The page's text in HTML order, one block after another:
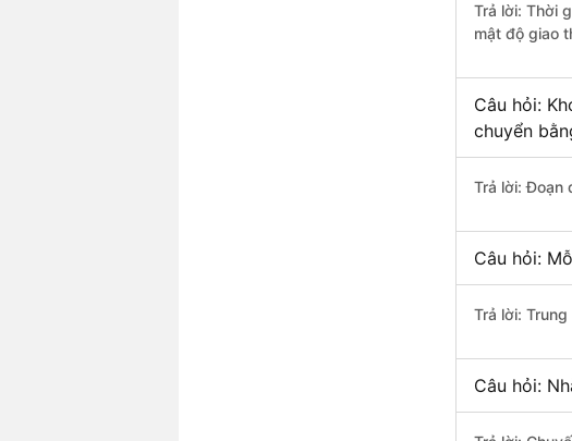
Trả lời: Thời
mật độ giao
Câu hỏi:
chuyển
Trả lời: Đoạn
Câu hỏi:
Trả lời:
Câu hỏi: